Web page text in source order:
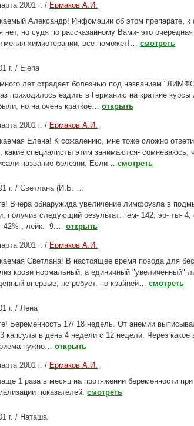
2001 г. / Ермаков А.И.
Александр! Инфомации об этом препарате,
нет, но судя по рассказанному Вами- это
химиотерапии, все поможет!… смотреть
г. / Elena
лет страдает болезнью под названием
приходилось ездить в Германию на краткие курсы
но на очень краткое… открыть
2001 г. / Ермаков А.И.
Елена! К сожалению, мне тоже сложно
какие специалисты этим занимаются- сомневаюсь,
название болезни. Если… смотреть
г. / Светлана (И.Б. …
Вчера обнаружида увеличение лимфоузла в
получив следующий результат: гем- 142, эр- ты- 4,
42% , лейк. -9.… открыть
2001 г. / Ермаков А.И.
Светлана! В настоящее время повода для
крови нормальный, а единичный "увеличенный"
впервые, не ребует. по крайней… смотреть
г. / Лена
Беременность 17/ 18 недель. От анемии
капсулы в день 4 недели с 12 недели. Через какое
нужно… открыть
2001 г. / Ермаков А.И.
1 раза в месяц на протяжении беременности
показателей. смотреть
г. / Наташа